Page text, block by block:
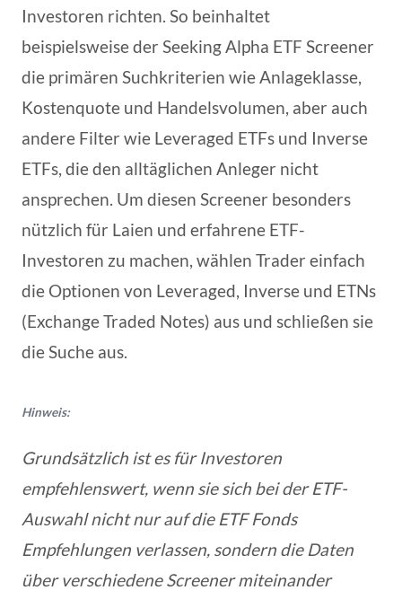
Investoren richten. So beinhaltet
beispielsweise der Seeking Alpha ETF Screener
die primären Suchkriterien wie Anlageklasse,
Kostenquote und Handelsvolumen, aber auch
andere Filter wie Leveraged ETFs und Inverse
ETFs, die den alltäglichen Anleger nicht
ansprechen. Um diesen Screener besonders
nützlich für Laien und erfahrene ETF-
Investoren zu machen, wählen Trader einfach
die Optionen von Leveraged, Inverse und ETNs
(Exchange Traded Notes) aus und schließen sie
die Suche aus.
Hinweis:
Grundsätzlich ist es für Investoren
empfehlenswert, wenn sie sich bei der ETF-
Auswahl nicht nur auf die ETF Fonds
Empfehlungen verlassen, sondern die Daten
über verschiedene Screener miteinander